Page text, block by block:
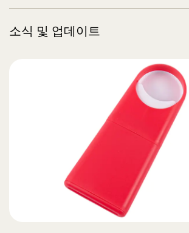
소식 및 업데이트